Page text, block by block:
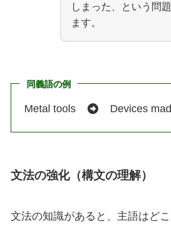
しまった、という問
ます。
同義語の例
Metal tools Devices
文法の強化（構文の理解）
文法の知識があると、主語はど